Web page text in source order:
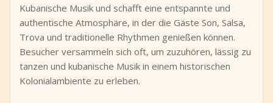
Kubanische Musik und schafft eine entspannte und
authentische Atmosphäre, in der die Gäste Son, Salsa,
Trova und traditionelle Rhythmen genießen können.
Besucher versammeln sich oft, um zuzuhören, lässig zu
tanzen und kubanische Musik in einem historischen
Kolonialambiente zu erleben.